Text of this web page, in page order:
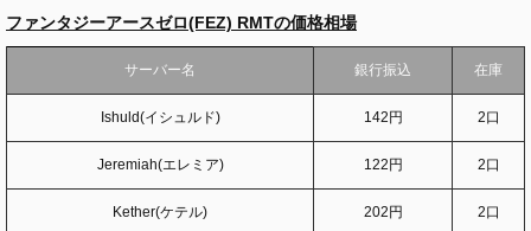
ファンタジーアースゼロ(FEZ) RMTの価格相場
サーバー名 銀行振込 在庫
Ishuld(イシュルド) 142円 2口
Jeremiah(エレミア) 122円 2口
Kether(ケテル) 202円 2口